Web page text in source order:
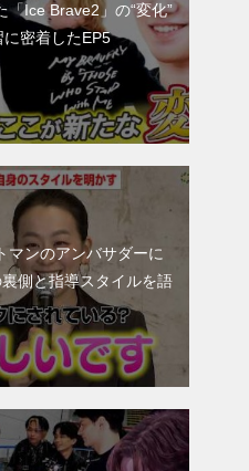
「Ice Brave2」の“変化”
に密着したEP5
ンのアンバサダーに
側と指導スタイルを語